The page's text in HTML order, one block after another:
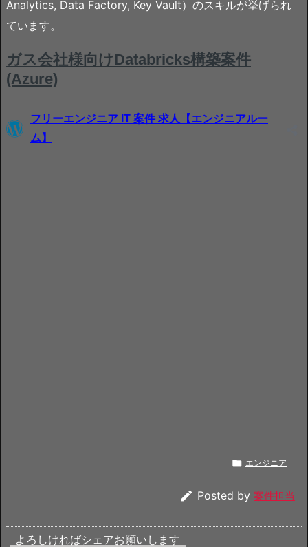
Analytics, Data Factory, Key Vault）のスキルが挙げられ
ています。
 エンジニア
 Posted by 案件担当
よろしければシェアお願いします